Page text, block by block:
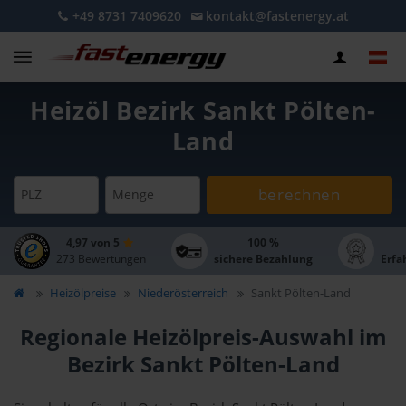
+49 8731 7409620 kontakt@fastenergy.at
Heizöl Bezirk Sankt Pölten-
Land
PLZ Menge berechnen
4,97 von 5
273 Bewertungen
100 %
sichere Bezahlung
Heizölpreise Niederösterreich Sankt Pölten-Land
Regionale Heizölpreis-Auswahl im
Bezirk Sankt Pölten-Land